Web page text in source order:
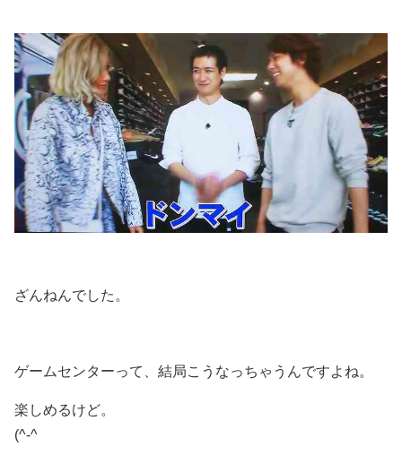
ざんねんでした。
ゲームセンターって、結局こうなっちゃうんですよね。
楽しめるけど。
(^-^